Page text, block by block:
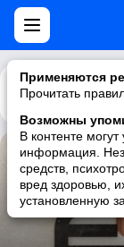
Применяются
Прочитать
Возможны
В контенте
информация.
средств,
вред здоровью,
установленную
Каталог
She
ES23